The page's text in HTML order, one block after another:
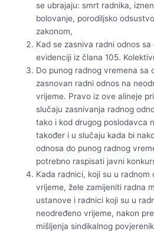
se ubrajaju: smrt radnika,
bolovanje, porodiljsko
zakonom,
Kad se zasniva radni odnos
evidenciji iz člana 105.
Do punog radnog vremena sa
zasnovan radni odnos na
vrijeme. Pravo iz ove alineje
slučaju zasnivanja radnog
tako i kod drugog poslodavca
također i u slučaju kada bi
odnosa do punog radnog
potrebno raspisati javni
Kada radnici, koji su u radnom
vrijeme, žele zamijeniti radna
ustanove i radnici koji su u
neodređeno vrijeme, nakon
mišljenja sindikalnog